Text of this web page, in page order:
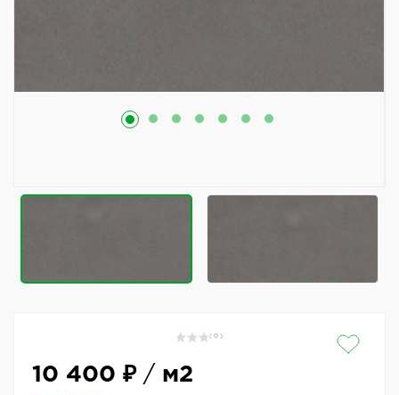
( 0 )
10 400 ₽/ м2